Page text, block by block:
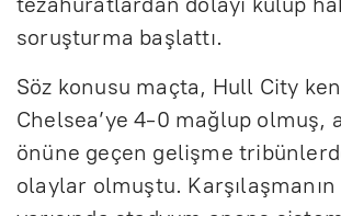
soruşturma başlattı.
Söz konusu maçta, Hull City
Chelsea’ye 4-0 mağlup olmuş,
önüne geçen gelişme
olaylar olmuştu.